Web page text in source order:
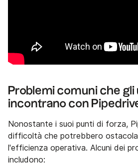
Problemi comuni che gli
incontrano con
Nonostante i suoi punti di forza,
difficoltà che potrebbero
l'efficienza operativa. Alcuni dei
includono: